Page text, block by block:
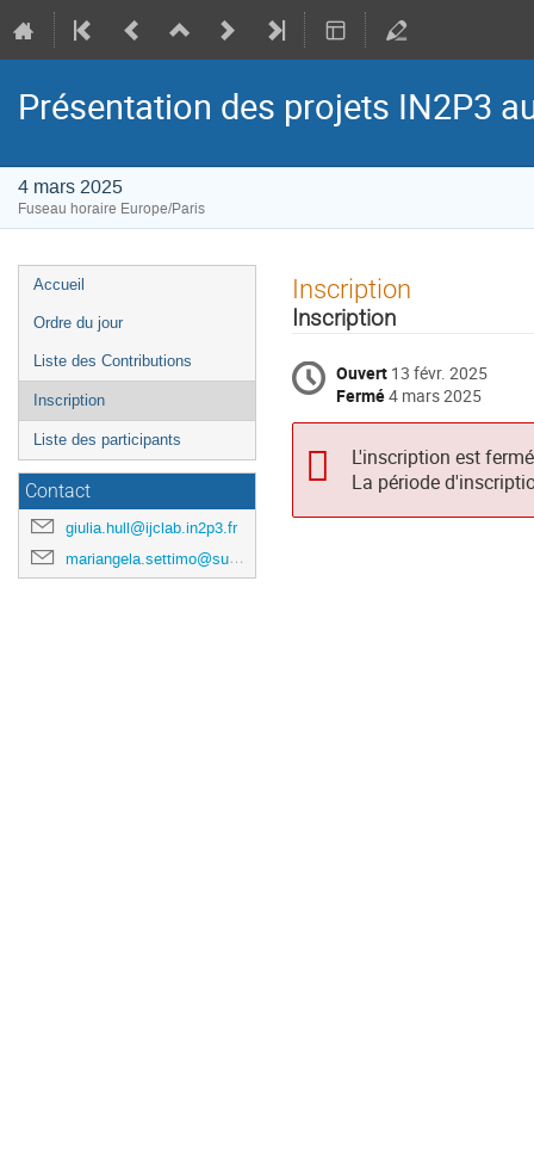
Présentation des projets IN2P3
4 mars 2025
Fuseau horaire Europe/Paris
Menu
de
Accueil
Ordre du jour
Liste des Contributions
Inscription
Liste des participants
Contact
giulia.hull@ijclab.in2p3.fr
mariangela.settimo@subatech.in2p3.fr
Inscription
Inscription
Ouvert 13 févr. 2025
Fermé4 mars 2025
L'inscription est
La période